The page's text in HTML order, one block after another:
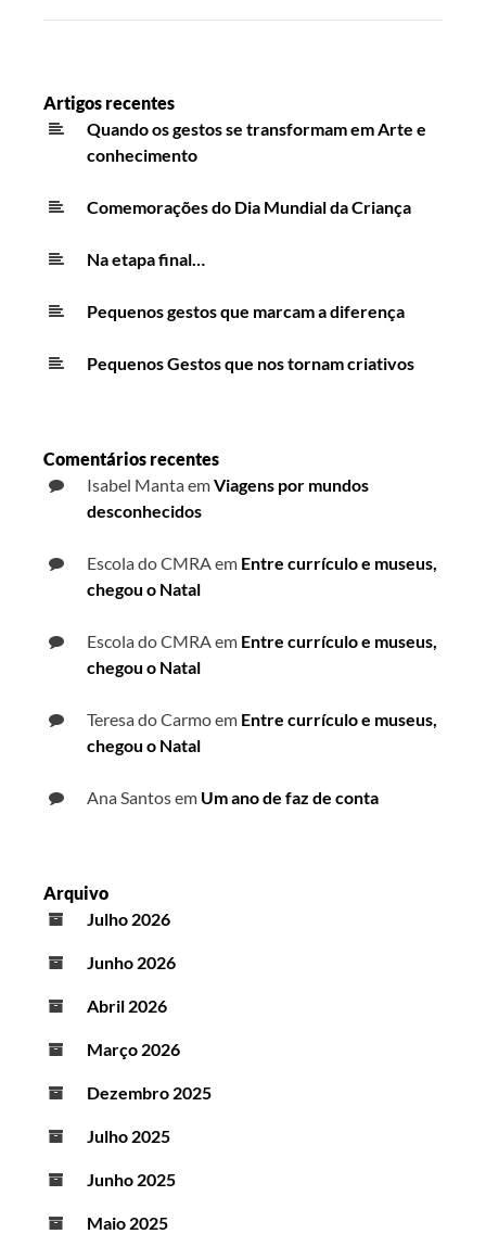
Artigos recentes
Quando os gestos se transformam em Arte e
conhecimento
Comemorações do Dia Mundial da Criança
Na etapa final…
Pequenos gestos que marcam a diferença
Pequenos Gestos que nos tornam criativos
Comentários recentes
Isabel MantaemViagens por mundos
desconhecidos
Escola do CMRA em Entre currículo e museus,
chegou o Natal
Escola do CMRA em Entre currículo e museus,
chegou o Natal
Teresa do Carmoem Entre currículo e museus,
chegou o Natal
Ana Santosem Um ano de faz de conta
Arquivo
Julho 2026
Junho 2026
Abril 2026
Março 2026
Dezembro 2025
Julho 2025
Junho 2025
Maio 2025